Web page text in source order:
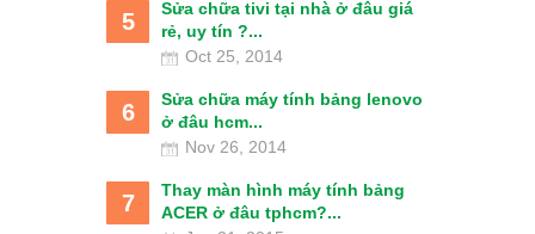
5
Sửa chữa tivi tại nhà ở đâu giá
rẻ, uy tín ?...
Oct 25, 2014
6
Sửa chữa máy tính bảng lenovo
ở đâu hcm...
Nov 26, 2014
7
Thay màn hình máy tính bảng
ACER ở đâu tphcm?...